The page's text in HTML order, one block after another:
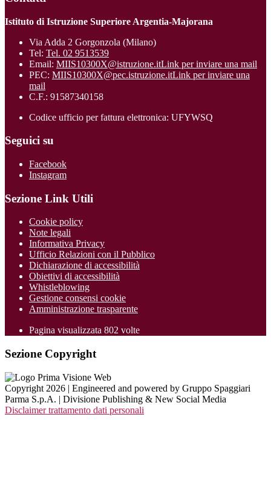
Istituto di Istruzione Superiore Argentia-Majorana
Via Adda 2 Gorgonzola (Milano)
Tel: Tel. 02 9513539
Email: MIIS10300X@istruzione.itLink per inviare una mail
PEC: MIIS10300X@pec.istruzione.itLink per inviare una
mail
C.F.: 91587340158
Codice ufficio per fattura elettronica: UFYWSQ
Seguici su
Facebook
Instagram
Sezione Link Utili
Cookie policy
Note legali
Informativa Privacy
Ufficio Relazioni con il Pubblico
Dichiarazione di accessibilità
Obiettivi di accessibilità
Whistleblowing
Gestione consensi cookie
Amministrazione trasparente
Pagina visualizzata 802 volte
Sezione Copyright
Copyright 2026 | Engineered and powered by Gruppo Spaggiari
Parma S.p.A. | Divisione Publishing & New Social Media
Disclaimer trattamento dati personali